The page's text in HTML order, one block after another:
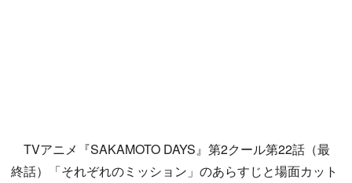
TVアニメ『SAKAMOTO DAYS』第2クール第22話（最
終話）「それぞれのミッション」のあらすじと場面カット